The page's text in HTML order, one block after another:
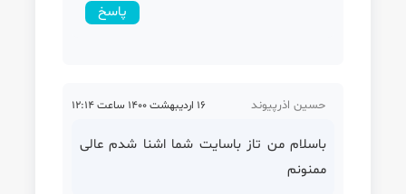
پاسخ
حسین اذرپیوند 16 اردیبهشت 1400 ساعت 12:14
باسلام من تاز باسایت شما اشنا شدم عالی
ممنونم